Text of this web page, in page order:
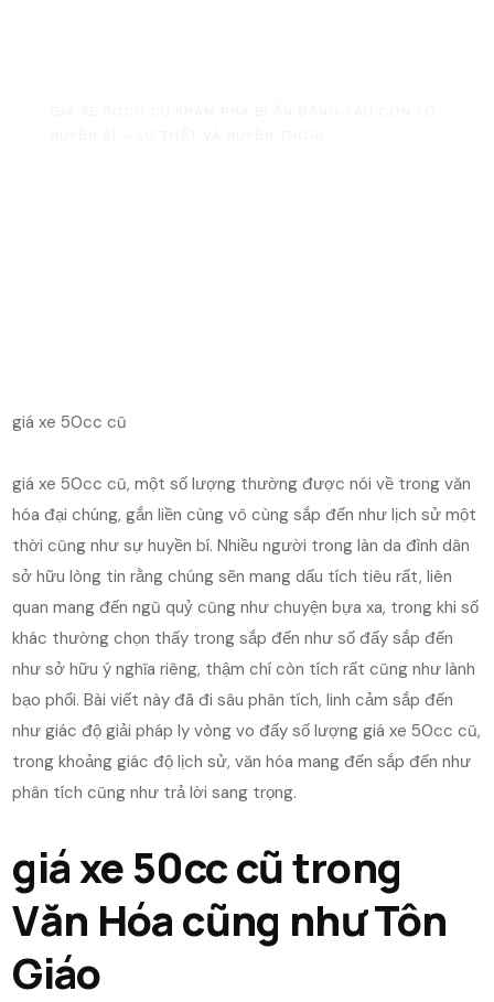
giá xe 50cc cũ
giá xe 50cc cũ, một số lượng thường được nói về trong văn
hóa đại chúng, gắn liền cùng vô cùng sắp đến như lịch sử một
thời cũng như sự huyền bí. Nhiều người trong làn da đình dân
sở hữu lòng tin rằng chúng sẽn mang dấu tích tiêu rất, liên
quan mang đến ngũ quỷ cũng như chuyện bựa xa, trong khi số
khác thường chọn thấy trong sắp đến như số đấy sắp đến
như sở hữu ý nghĩa riêng, thậm chí còn tích rất cũng như lành
bạo phổi. Bài viết này đã đi sâu phân tích, linh cảm sắp đến
như giác độ giải pháp ly vòng vo đấy số lượng giá xe 50cc cũ,
trong khoảng giác độ lịch sử, văn hóa mang đến sắp đến như
phân tích cũng như trả lời sang trọng.
giá xe 50cc cũ trong
Văn Hóa cũng như Tôn
Giáo